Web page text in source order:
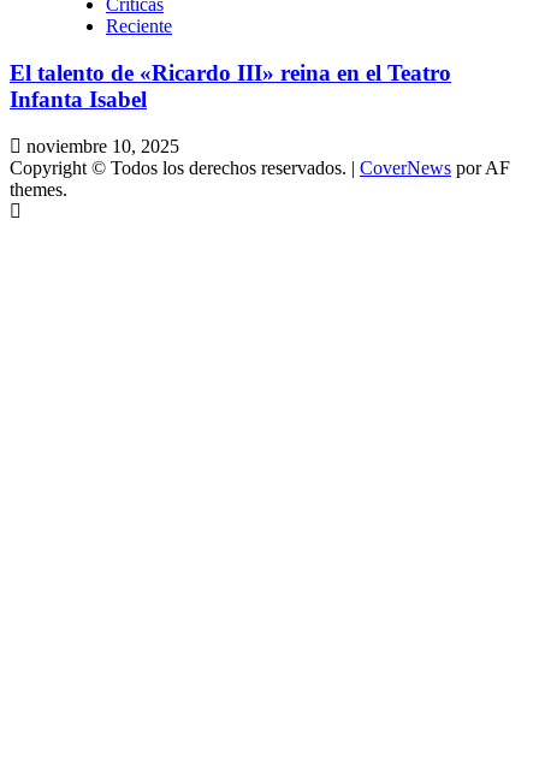
Criticas
Reciente
El talento de «Ricardo III» reina en el Teatro
Infanta Isabel
noviembre 10, 2025
Copyright © Todos los derechos reservados. | CoverNews por AF
themes.